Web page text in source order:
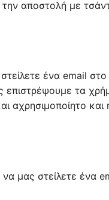
αποστολή με
ένα email
επιστρέψουμε τα
αχρησιμοποίητο και
να μας στείλετε ένα